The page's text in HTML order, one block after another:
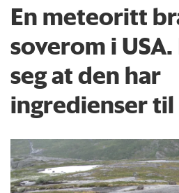
En meteoritt
soverom i
seg at den har
ingredienser